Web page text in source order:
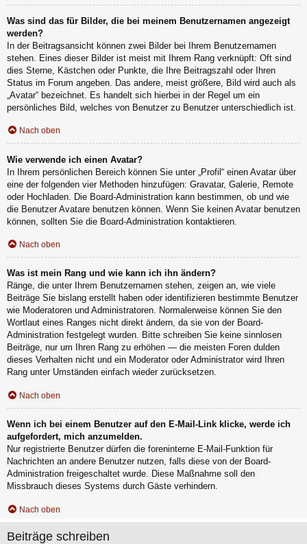
Was sind das für Bilder, die bei meinem Benutzernamen angezeigt
werden?
In der Beitragsansicht können zwei Bilder bei Ihrem Benutzernamen
stehen. Eines dieser Bilder ist meist mit Ihrem Rang verknüpft: Oft sind
dies Sterne, Kästchen oder Punkte, die Ihre Beitragszahl oder Ihren
Status im Forum angeben. Das andere, meist größere, Bild wird auch als
„Avatar“ bezeichnet. Es handelt sich hierbei in der Regel um ein
persönliches Bild, welches von Benutzer zu Benutzer unterschiedlich ist.
Nach oben
Wie verwende ich einen Avatar?
In Ihrem persönlichen Bereich können Sie unter „Profil“ einen Avatar über
eine der folgenden vier Methoden hinzufügen: Gravatar, Galerie, Remote
oder Hochladen. Die Board-Administration kann bestimmen, ob und wie
die Benutzer Avatare benutzen können. Wenn Sie keinen Avatar benutzen
können, sollten Sie die Board-Administration kontaktieren.
Nach oben
Was ist mein Rang und wie kann ich ihn ändern?
Ränge, die unter Ihrem Benutzernamen stehen, zeigen an, wie viele
Beiträge Sie bislang erstellt haben oder identifizieren bestimmte Benutzer
wie Moderatoren und Administratoren. Normalerweise können Sie den
Wortlaut eines Ranges nicht direkt ändern, da sie von der Board-
Administration festgelegt wurden. Bitte schreiben Sie keine sinnlosen
Beiträge, nur um Ihren Rang zu erhöhen — die meisten Foren dulden
dieses Verhalten nicht und ein Moderator oder Administrator wird Ihren
Rang unter Umständen einfach wieder zurücksetzen.
Nach oben
Wenn ich bei einem Benutzer auf den E-Mail-Link klicke, werde ich
aufgefordert, mich anzumelden.
Nur registrierte Benutzer dürfen die foreninterne E-Mail-Funktion für
Nachrichten an andere Benutzer nutzen, falls diese von der Board-
Administration freigeschaltet wurde. Diese Maßnahme soll den
Missbrauch dieses Systems durch Gäste verhindern.
Nach oben
Beiträge schreiben